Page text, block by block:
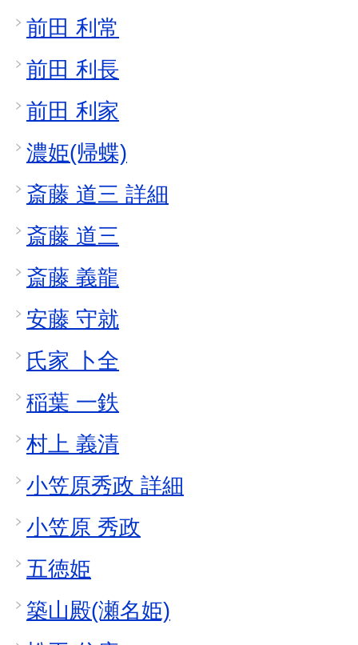
前田 利常
前田 利長
前田 利家
濃姫(帰蝶)
斎藤 道三 詳細
斎藤 道三
斎藤 義龍
安藤 守就
氏家 卜全
稲葉 一鉄
村上 義清
小笠原秀政 詳細
小笠原 秀政
五徳姫
築山殿(瀬名姫)